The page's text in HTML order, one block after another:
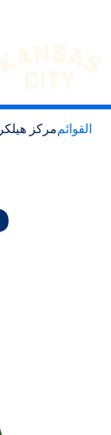
تفضل بزيارة
الانتقال إلى المحتوى
القوائممركز